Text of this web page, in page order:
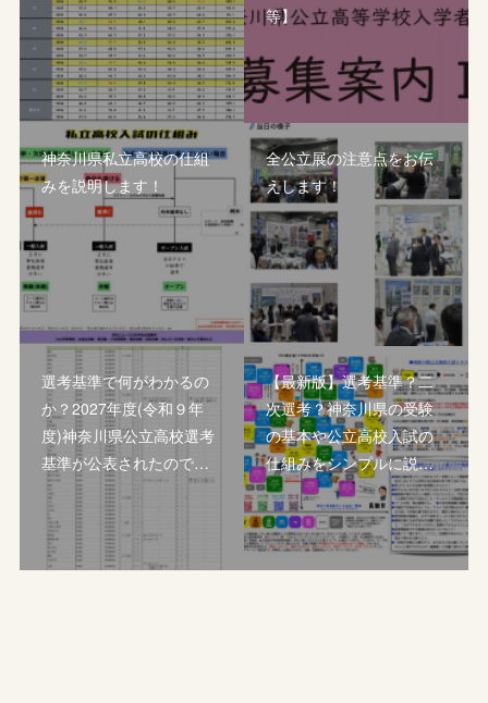
等】
神奈川県私立高校の仕組
みを説明します！
全公立展の注意点をお伝
えします！
選考基準で何がわかるの
か？2027年度(令和９年
度)神奈川県公立高校選考
基準が公表されたので…
【最新版】選考基準？二
次選考？神奈川県の受験
の基本や公立高校入試の
仕組みをシンプルに説…